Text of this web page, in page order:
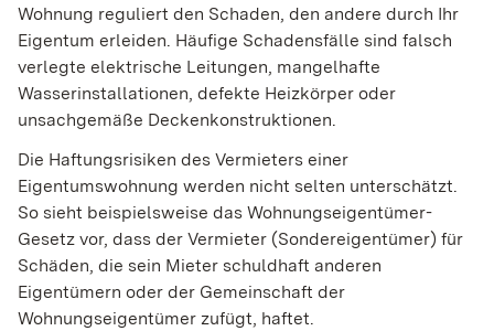
Wohnung reguliert den Schaden, den andere durch Ihr
Eigentum erleiden. Häufige Schadensfälle sind falsch
verlegte elektrische Leitungen, mangelhafte
Wasserinstallationen, defekte Heizkörper oder
unsachgemäße Deckenkonstruktionen.
Die Haftungsrisiken des Vermieters einer
Eigentumswohnung werden nicht selten unterschätzt.
So sieht beispielsweise das Wohnungseigentümer-
Gesetz vor, dass der Vermieter (Sondereigentümer) für
Schäden, die sein Mieter schuldhaft anderen
Eigentümern oder der Gemeinschaft der
Wohnungseigentümer zufügt, haftet.